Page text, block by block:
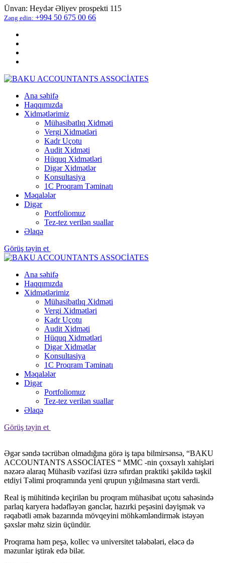
Ünvan: Heydər Əliyev prospekti 115
Zəng edin: +994 50 675 00 66
Ana səhifə
Haqqımızda
Xidmətlərimiz
Mühasibatlıq Xidməti
Vergi Xidmətləri
Kadr Uçotu
Audit Xidməti
Hüquq Xidmətləri
Digər Xidmətlər
Konsultasiya
1C Proqram Təminatı
Məqalələr
Digər
Portfoliomuz
Tez-tez verilən suallar
Əlaqə
Görüş təyin et
Ana səhifə
Haqqımızda
Xidmətlərimiz
Mühasibatlıq Xidməti
Vergi Xidmətləri
Kadr Uçotu
Audit Xidməti
Hüquq Xidmətləri
Digər Xidmətlər
Konsultasiya
1C Proqram Təminatı
Məqalələr
Digər
Portfoliomuz
Tez-tez verilən suallar
Əlaqə
Görüş təyin et
Əgər səndə təcrübən olmadığına görə iş tapa bilmirsənsə, “BAKU
ACCOUNTANTS ASSOCİATES “ MMC -nin çoxsaylı xahişləri
nəzərə alaraq Mühasib vəzifəsi üzrə sıfırdan praktiki şəkildə təşkil
etdiyi Təlimi proqramında yeni qrupun yığılmasına start verdi.
Real iş mühitində keçirilən bu proqram mühasibat uçotu sahəsində
parlaq karyera hədəfləyən gənclər, hazırki peşəsini dəyişmək və
rəqabətli əmək bazarında mövqeyini möhkəmləndirmək istəyən
şəxslər məhz sizin üçündür.
Proqrama həm peşə, kollec və universitet tələbələri, eləcə də
məzunlar iştirak edə bilər.